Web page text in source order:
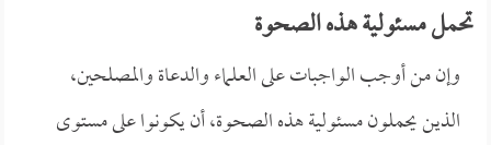
تحمل مسئولية هذه الصحوة
وإن من أوجب الواجبات على العلماء والدعاة والمصلحين،
الذين يحملون مسئولية هذه الصحوة، أن يكونوا على مستوى